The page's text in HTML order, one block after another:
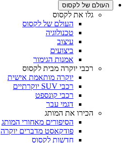
העולם של לקסוס
גלו את לקסוס
העולם של לקסוס
טכנולוגיה
עיצוב
ביצועים
אמנות הגימור
רכבי יוקרה מבית לקסוס
יוקרה מותאמת אישית
רכבי SUV יוקרתיים
רכבי קונספט
דגמי עבר
הכירו את המותג
הסיפורים מאחורי המותג
פודקאסט מדברים יוקרה
חדשות לקסוס